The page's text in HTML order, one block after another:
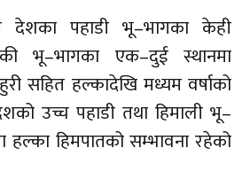
देशका पहाडी भू–भागका केही
भू–भागका एक–दुई स्थानमा
सहित हल्कादेखि मध्यम वर्षाको
उच्च पहाडी तथा हिमाली भू–
हल्का हिमपातको सम्भावना रहेको